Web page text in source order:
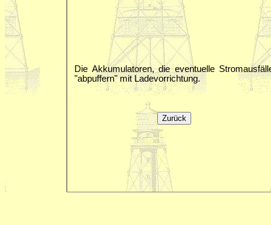
Die Akkumulatoren, die eventuelle
"abpuffern" mit Ladevorrichtung.